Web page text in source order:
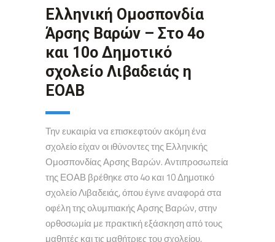
Ελληνική Ομοσπονδία
Άρσης Βαρών – Στο 4ο
και 10ο Δημοτικό
σχολείο Λιβαδειάς η
ΕΟΑΒ
Την ευκαιρία να επισκεφτούν ακόμη ένα
σχολείο είχαν οι ιθύνοντες της Ελληνικής
Ομοσπονδίας Αρσης Βαρών. Αντιπροσωπεία
της ΕΟΑΒ βρέθηκε στο 4ο και 10 Δημοτικό
σχολείο Λιβαδειάς, όπου έγινε αναφορά στα
οφέλη της ολυμπιακής Αρσης Βαρών, στην
ορθοσωμία με πρακτική εξάσκηση από τους
μαθητές και τις μαθήτριες του σχολείου,